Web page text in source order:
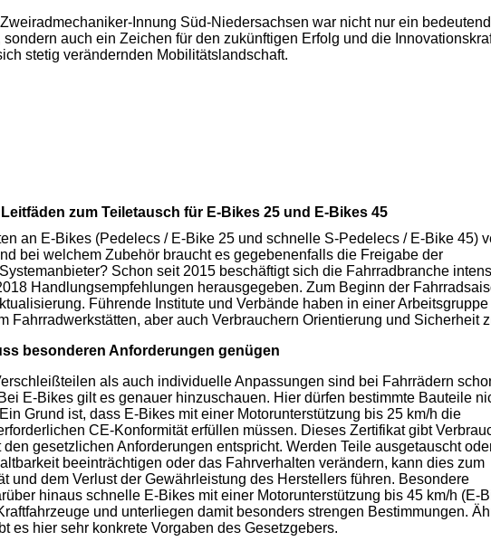
Innung Süd-Niedersachsen war nicht nur ein
auch ein Zeichen für den zukünftigen Erfolg und die
stetig verändernden Mobilitätslandschaft.
zum Teiletausch für E-Bikes 25 und E-Bikes 45
an E-Bikes (Pedelecs / E-Bike 25 und schnelle S-Pedelecs / E-Bike 45)
bei welchem Zubehör braucht es gegebenenfalls die Freigabe der
Schon seit 2015 beschäftigt sich die Fahrradbranche
Handlungsempfehlungen herausgegeben. Zum Beginn der
Führende Institute und Verbände haben in einer
Fahrradwerkstätten, aber auch Verbrauchern Orientierung und Sicherheit
besonderen Anforderungen genügen
als auch individuelle Anpassungen sind bei Fahrrädern
E-Bikes gilt es genauer hinzuschauen. Hier dürfen bestimmte Bauteile
Grund ist, dass E-Bikes mit einer Motorunterstützung bis 25 km/h die
CE-Konformität erfüllen müssen. Dieses Zertifikat gibt
gesetzlichen Anforderungen entspricht. Werden Teile ausgetauscht
beeinträchtigen oder das Fahrverhalten verändern, kann dies zum
und dem Verlust der Gewährleistung des Herstellers führen. Besondere
hinaus schnelle E-Bikes mit einer Motorunterstützung bis 45 km/h (E-
und unterliegen damit besonders strengen Bestimmungen.
es hier sehr konkrete Vorgaben des Gesetzgebers.